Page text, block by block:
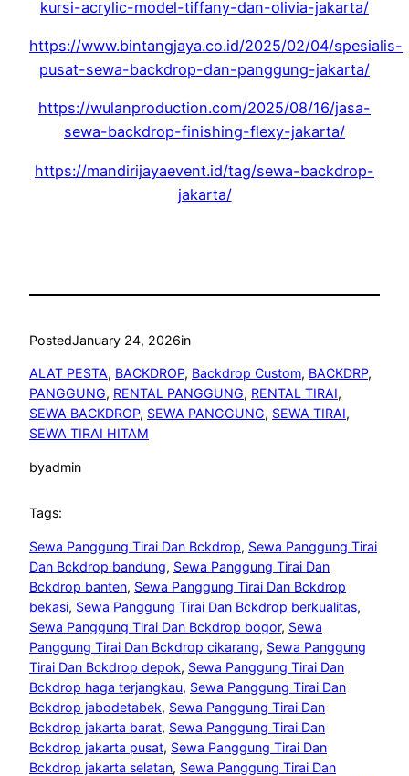
kursi-acrylic-model-tiffany-dan-olivia-jakarta/
https://www.bintangjaya.co.id/2025/02/04/spesialis-
pusat-sewa-backdrop-dan-panggung-jakarta/
https://wulanproduction.com/2025/08/16/jasa-
sewa-backdrop-finishing-flexy-jakarta/
https://mandirijayaevent.id/tag/sewa-backdrop-
jakarta/
PostedJanuary 24, 2026in
ALAT PESTA, BACKDROP, Backdrop Custom, BACKDRP
PANGGUNG, RENTAL PANGGUNG, RENTAL TIRAI
SEWA BACKDROP, SEWA PANGGUNG, SEWA TIRAI
SEWA TIRAI HITAM
byadmin
Tags:
Sewa Panggung Tirai Dan Bckdrop, Sewa Panggung Tirai
Dan Bckdrop bandung, Sewa Panggung Tirai Dan
Bckdrop banten, Sewa Panggung Tirai Dan Bckdrop
bekasi, Sewa Panggung Tirai Dan Bckdrop berkualitas
Sewa Panggung Tirai Dan Bckdrop bogor, Sewa
Panggung Tirai Dan Bckdrop cikarang, Sewa Panggung
Tirai Dan Bckdrop depok, Sewa Panggung Tirai Dan
Bckdrop haga terjangkau, Sewa Panggung Tirai Dan
Bckdrop jabodetabek, Sewa Panggung Tirai Dan
Bckdrop jakarta barat, Sewa Panggung Tirai Dan
Bckdrop jakarta pusat, Sewa Panggung Tirai Dan
Bckdrop jakarta selatan, Sewa Panggung Tirai Dan